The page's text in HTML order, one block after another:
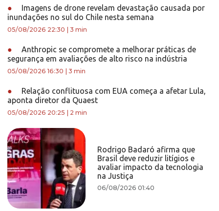
●
Imagens de drone revelam devastação causada por
inundações no sul do Chile nesta semana
05/08/2026 22:30 3 min
●
Anthropic se compromete a melhorar práticas de
segurança em avaliações de alto risco na indústria
05/08/2026 16:30 3 min
●
Relação conflituosa com EUA começa a afetar Lula,
aponta diretor da Quaest
05/08/2026 20:25 2 min
Rodrigo Badaró afirma que
Brasil deve reduzir litígios e
avaliar impacto da tecnologia
na Justiça
06/08/2026 01:40